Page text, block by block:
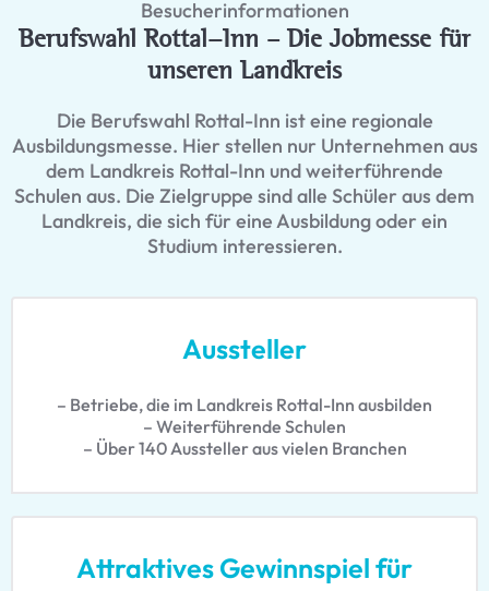
Besucherinformationen
Berufswahl Rottal-Inn – Die Jobmesse für
unseren Landkreis
Die Berufswahl Rottal-Inn ist eine regionale
Ausbildungsmesse. Hier stellen nur Unternehmen aus
dem Landkreis Rottal-Inn und weiterführende
Schulen aus. Die Zielgruppe sind alle Schüler aus dem
Landkreis, die sich für eine Ausbildung oder ein
Studium interessieren.
Aussteller
– Betriebe, die im Landkreis Rottal-Inn ausbilden
– Weiterführende Schulen
– Über 140 Aussteller aus vielen Branchen
Attraktives Gewinnspiel für